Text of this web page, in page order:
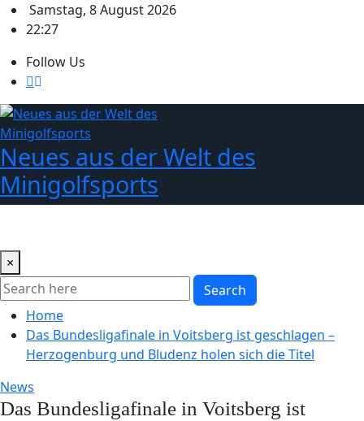
Skip
to
Samstag, 8 August 2026
22:27
Follow Us
Neues aus der Welt des
Minigolfsports
×
Search
Home
Das Bundesligafinale in Voitsberg ist geschlagen –
Herzogenburg und Bludenz holen sich die Titel
News
Das Bundesligafinale in Voitsberg ist